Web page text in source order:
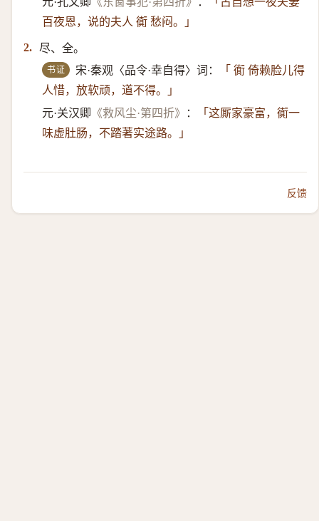
百夜恩，说的夫人 衠 愁闷。」
2. 尽、全。
书证 宋·秦观〈品令·幸自得〉词：
「 衠 倚赖脸儿得
人惜，放软顽，道不得。」
元·关汉卿 《救风尘·第四折》 ：
「这厮家豪富，衠一
味虚肚肠，不踏著实途路。」
反馈